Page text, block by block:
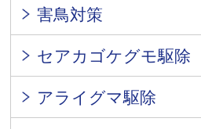
害鳥対策
セアカゴケグモ駆除
アライグマ駆除